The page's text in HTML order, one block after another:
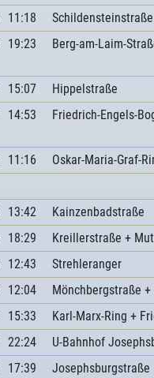
11:18 Schildensteinstraße
19:23 Berg-am-Laim-
15:07 Hippelstraße
14:53 Friedrich-Engels-
11:16 Oskar-Maria-Graf-
13:42 Kainzenbadstraße
18:29 Kreillerstraße +
12:43 Strehleranger
12:04 Mönchbergstraße
15:33 Karl-Marx-Ring +
22:24 U-Bahnhof
17:39 Josephsburgstraße